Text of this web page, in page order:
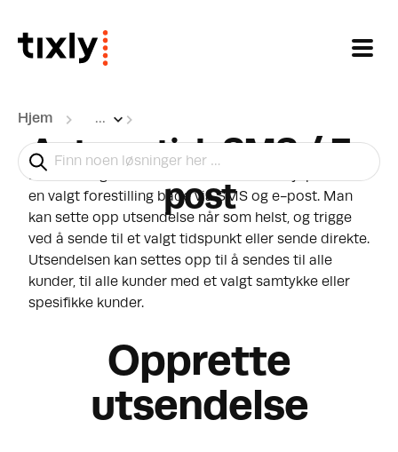
Hjem ...
Automatisk SMS / E-
post
Det er mulig å kommunisere med billettkjøpere til
en valgt forestilling både via SMS og e-post. Man
kan sette opp utsendelse når som helst, og trigge
ved å sende til et valgt tidspunkt eller sende direkte.
Utsendelsen kan settes opp til å sendes til alle
kunder, til alle kunder med et valgt samtykke eller
spesifikke kunder.
Opprette
utsendelse